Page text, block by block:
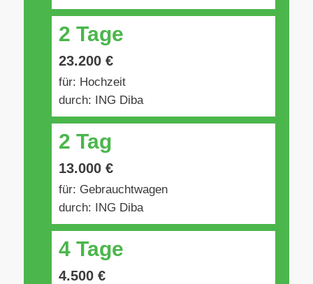
2 Tage
23.200 €
für: Hochzeit
durch: ING Diba
2 Tag
13.000 €
für: Gebrauchtwagen
durch: ING Diba
4 Tage
4.500 €